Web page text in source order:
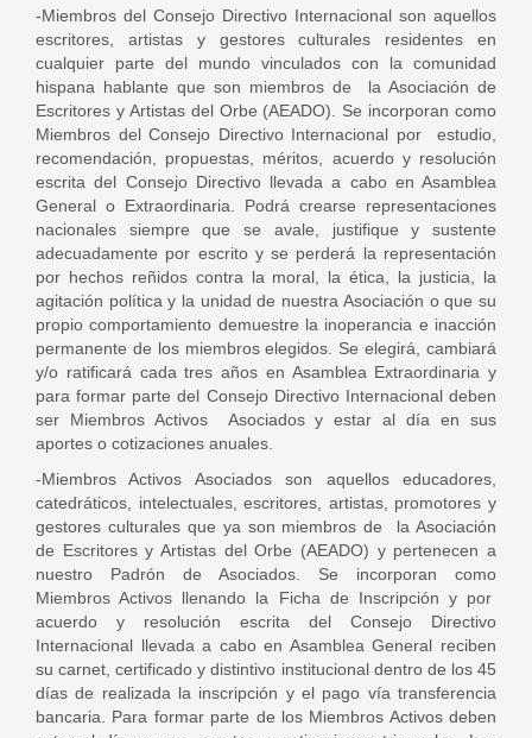
-Miembros del Consejo Directivo Internacional son aquellos
escritores, artistas y gestores culturales residentes en
cualquier parte del mundo vinculados con la comunidad
hispana hablante que son miembros de la Asociación de
Escritores y Artistas del Orbe (AEADO). Se incorporan como
Miembros del Consejo Directivo Internacional por estudio,
recomendación, propuestas, méritos, acuerdo y resolución
escrita del Consejo Directivo llevada a cabo en Asamblea
General o Extraordinaria. Podrá crearse representaciones
nacionales siempre que se avale, justifique y sustente
adecuadamente por escrito y se perderá la representación
por hechos reñidos contra la moral, la ética, la justicia, la
agitación política y la unidad de nuestra Asociación o que su
propio comportamiento demuestre la inoperancia e inacción
permanente de los miembros elegidos. Se elegirá, cambiará
y/o ratificará cada tres años en Asamblea Extraordinaria y
para formar parte del Consejo Directivo Internacional deben
ser Miembros Activos Asociados y estar al día en sus
aportes o cotizaciones anuales.
-Miembros Activos Asociados son aquellos educadores,
catedráticos, intelectuales, escritores, artistas, promotores y
gestores culturales que ya son miembros de la Asociación
de Escritores y Artistas del Orbe (AEADO) y pertenecen a
nuestro Padrón de Asociados. Se incorporan como
Miembros Activos llenando la Ficha de Inscripción y por
acuerdo y resolución escrita del Consejo Directivo
Internacional llevada a cabo en Asamblea General reciben
su carnet, certificado y distintivo institucional dentro de los 45
días de realizada la inscripción y el pago vía transferencia
bancaria. Para formar parte de los Miembros Activos deben